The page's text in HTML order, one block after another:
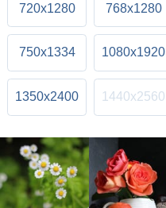
720x1280 768x1280
750x1334 1080x1920
1350x2400 1440x2560